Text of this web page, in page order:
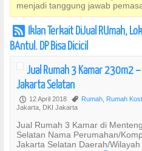
menjadi tanggung jawab
r Iklan Terkait DiJual RUmah,
BAntul. DP Bisa Dicicil
Jual Rumah 3 Kamar 230m2
Jakarta Selatan
P 12 April 2018 , Rumah, Rumah
Jakarta, DKI Jakarta
Jual Rumah 3 Kamar di
Selatan Nama Perumahan/
Jakarta Selatan Daerah/